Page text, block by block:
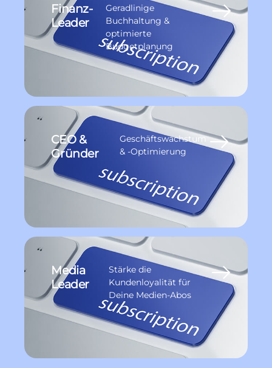
Finanz-
Leader
Geradlinige
Buchhaltung &
optimierte
Budgetplanung
CEO &
Gründer
Geschäftswachstum
& -Optimierung
Media
Leader
Stärke die
Kundenloyalität für
Deine Medien-Abos